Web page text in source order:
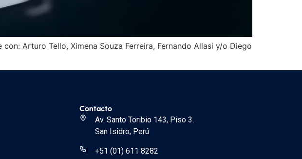
Arturo Tello, Ximena Souza Ferreira, Fernando Allasi y/o Diego
Contacto
Av. Santo Toribio 143, Piso 3.
San Isidro, Perú
+51 (01) 611 8282